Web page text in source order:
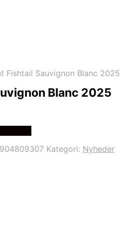
Fishtail Sauvignon Blanc 2025
Blanc 2025
Kategori: Nyheder